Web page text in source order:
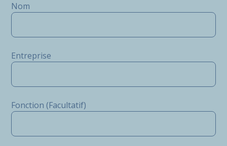
Nom
Entreprise
Fonction (Facultatif)